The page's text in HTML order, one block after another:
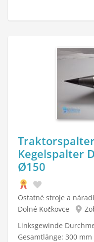
Kegelspalter
Ø150
Ostatné stroje a
Dolné Kočkovce
Linksgewinde
Gesamtlänge: 300